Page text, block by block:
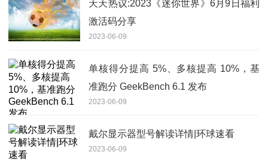
天天热议:2023《迷你世界》6月9日福利
激活码分享
2023-06-09
单核得分提高 5%、多核提高 10%，基
准跑分 GeekBench 6.1 发布
2023-06-09
戴尔显示器型号解读详情|环球速看
2023-06-09